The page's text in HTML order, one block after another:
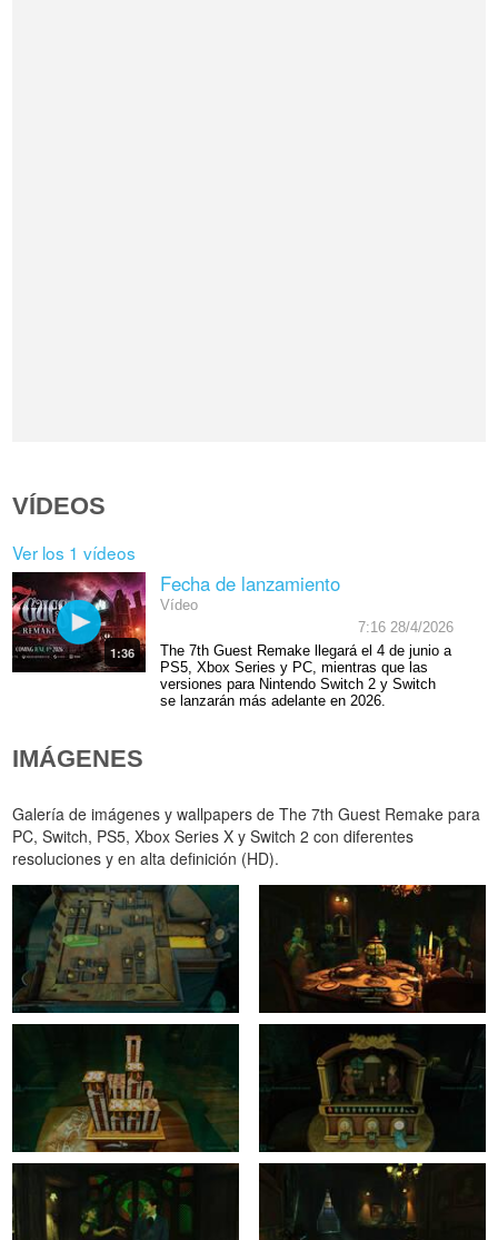
VÍDEOS
Ver los 1 vídeos
1:36
Fecha de lanzamiento
Vídeo
7:16 28/4/2026
The 7th Guest Remake llegará el 4 de junio a
PS5, Xbox Series y PC, mientras que las
versiones para Nintendo Switch 2 y Switch
se lanzarán más adelante en 2026.
IMÁGENES
Galería de imágenes y wallpapers de The 7th Guest Remake para
PC, Switch, PS5, Xbox Series X y Switch 2 con diferentes
resoluciones y en alta definición (HD).